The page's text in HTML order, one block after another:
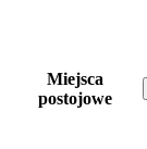
Miejsca
postojowe